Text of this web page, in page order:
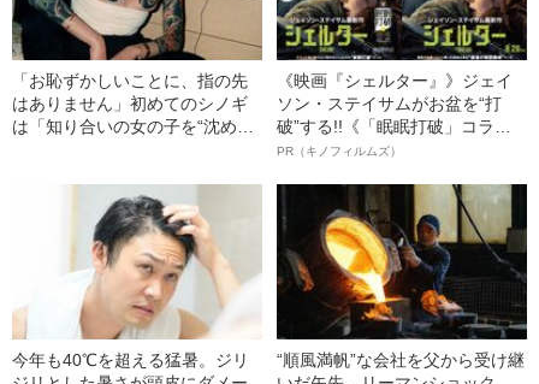
「お恥ずかしいことに、指の先
はありません」初めてのシノギ
は「知り合いの女の子を“沈め
《映画『シェルター』》ジェイ
ソン・ステイサムがお盆を“打
破”する!!《「眠眠打破」コラ
ボ》
PR（キノフィルムズ）
今年も40℃を超える猛暑。ジリ
“順風満帆”な会社を父から受け継